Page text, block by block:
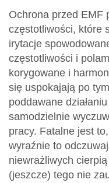
Ochrona przed EMF
częstotliwości, które
irytacje
częstotliwości i
korygowane i
się uspokajają po
poddawane
samodzielnie
pracy. Fatalne jest
wyraźnie to
niewrażliwych
(jeszcze) tego nie